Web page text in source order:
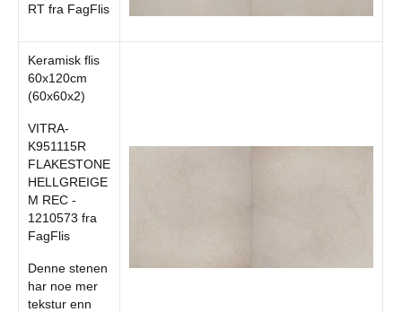
RT fra FagFlis
Keramisk flis
60x120cm
(60x60x2)
VITRA-
K951115R
FLAKESTONE
HELLGREIGE
M REC -
1210573 fra
FagFlis
Denne stenen
har noe mer
tekstur enn